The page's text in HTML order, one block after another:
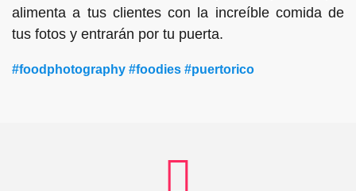
alimenta a tus clientes con la increíble comida de
tus fotos y entrarán por tu puerta.
#foodphotography #foodies #puertorico